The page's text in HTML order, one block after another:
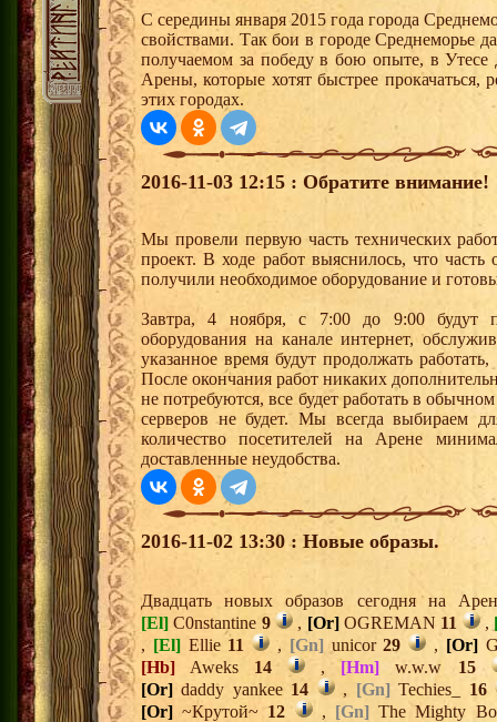
С середины января 2015 года города
свойствами. Так бои в городе Среднеморье
получаемом за победу в бою опыте, в
Арены, которые хотят быстрее прокачаться,
этих городах.
2016-11-03 12:15 : Обратите внимание!
Мы провели первую часть технических
проект. В ходе работ выяснилось, что
получили необходимое оборудование и
Завтра, 4 ноября, с 7:00 до 9:00 будут
оборудования на канале интернет,
указанное время будут продолжать
После окончания работ никаких
не потребуются, все будет работать в
серверов не будет. Мы всегда выбираем
количество посетителей на Арене
доставленные неудобства.
2016-11-02 13:30 : Новые образы.
Двадцать новых образов сегодня на
[El] C0nstantine 9 , [Or]OGREMAN 11 ,
, [El]Ellie 11 , [Gn] unicor29 , [Or]
[Hb] Aweks 14 ,[Hm] w.w.w 15
[Or] daddy yankee 14 , [Gn] Techies_ 16
[Or] ~Крутой~ 12 , [Gn] The Mighty